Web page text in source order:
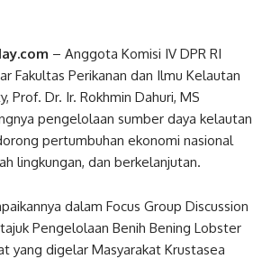
– Anggota Komisi IV DPR RI
Fakultas Perikanan dan Ilmu Kelautan
Prof. Dr. Ir. Rokhmin Dahuri, MS
pengelolaan sumber daya kelautan
pertumbuhan ekonomi nasional
lingkungan, dan berkelanjutan.
dalam Focus Group Discussion
Pengelolaan Benih Bening Lobster
yang digelar Masyarakat Krustasea